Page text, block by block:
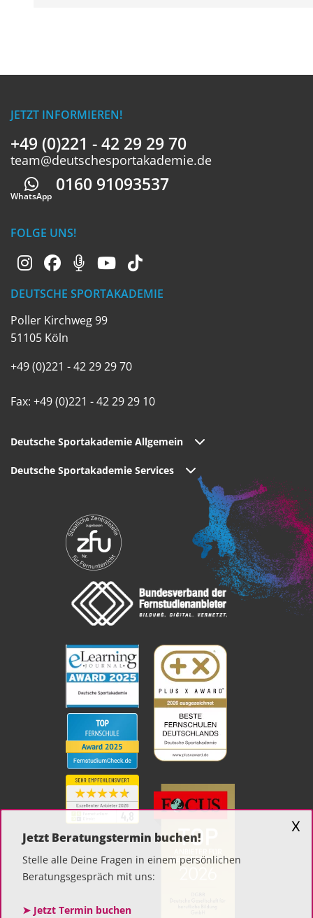
X
Jetzt Beratungstermin buchen!
Stelle alle Deine Fragen in einem persönlichen
Beratungsgespräch mit uns:
➤ Jetzt Termin buchen
JETZT INFORMIEREN!
+49 (0)221 - 42 29 29 70
team@deutschesportakademie.de
Whatsapp
WhatsApp
0160 91093537
FOLGE UNS!
DEUTSCHE SPORTAKADEMIE
Poller Kirchweg 99
51105 Köln
+49 (0)221 - 42 29 29 70
Fax: +49 (0)221 - 42 29 29 10
Deutsche Sportakademie Allgemein
Deutsche Sportakademie Services